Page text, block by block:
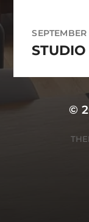
STUDIO
©